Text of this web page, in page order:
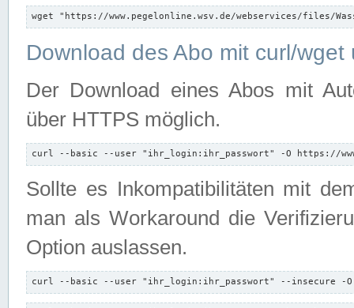
wget "https://www.pegelonline.wsv.de/webservices/files/
Download des Abo mit curl/
Der Download eines Abos mit
über HTTPS möglich.
curl --basic --user "ihr_login:ihr_passwort" -O https://
Sollte es Inkompatibilitäten mit
man als Workaround die
Option auslassen.
curl --basic --user "ihr_login:ihr_passwort" --insecure -